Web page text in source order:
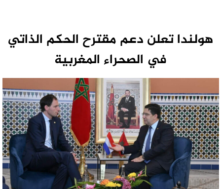
هولندا تعلن دعم مقترح الحكم الذاتي
في الصحراء المغربية